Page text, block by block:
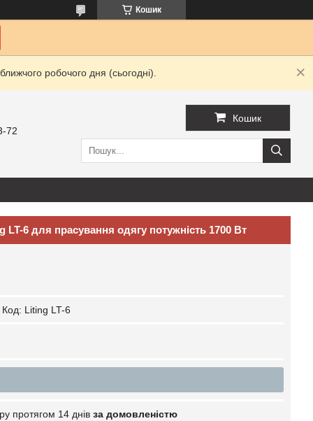
Кошик
робочого дня (сьогодні).
72
Кошик
6 для прасування одягу потужність 1700 Вт
Код: Liting LT-6
протягом 14 днів за домовленістю